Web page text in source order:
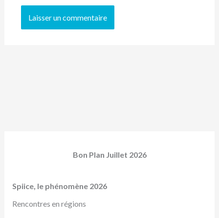
Bon Plan Juillet 2026
Spiice, le phénomène 2026
Rencontres en régions